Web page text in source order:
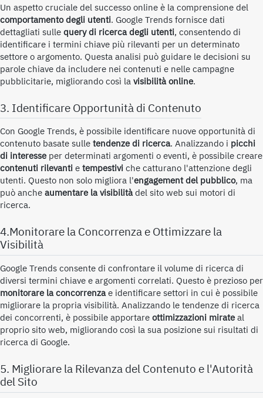
Un aspetto cruciale del successo online è la comprensione del
comportamento degli utenti. Google Trends fornisce dati
dettagliati sullequery di ricerca degli utenti, consentendo di
identificare i termini chiave più rilevanti per un determinato
settore o argomento. Questa analisi può guidare le decisioni su
parole chiave da includere nei contenuti e nelle campagne
pubblicitarie, migliorando così lavisibilità online.
3. Identificare Opportunità di Contenuto
Con Google Trends, è possibile identificare nuove opportunità di
contenuto basate sulletendenze di ricerca. Analizzando i picchi
di interesseper determinati argomenti o eventi, è possibile creare
contenuti rilevantietempestiviche catturano l'attenzione degli
utenti. Questo non solo migliora l'engagement del pubblico, ma
può ancheaumentare la visibilitàdel sito web sui motori di
ricerca.
4.Monitorare la Concorrenza e Ottimizzare la
Visibilità
Google Trends consente di confrontare il volume di ricerca di
diversi termini chiave e argomenti correlati. Questo è prezioso per
monitorare la concorrenzae identificare settori in cui è possibile
migliorare la propria visibilità. Analizzando le tendenze di ricerca
dei concorrenti, è possibile apportareottimizzazioni mirateal
proprio sito web, migliorando così la sua posizione sui risultati di
ricerca di Google.
5. Migliorare la Rilevanza del Contenuto e l'Autorità
del Sito